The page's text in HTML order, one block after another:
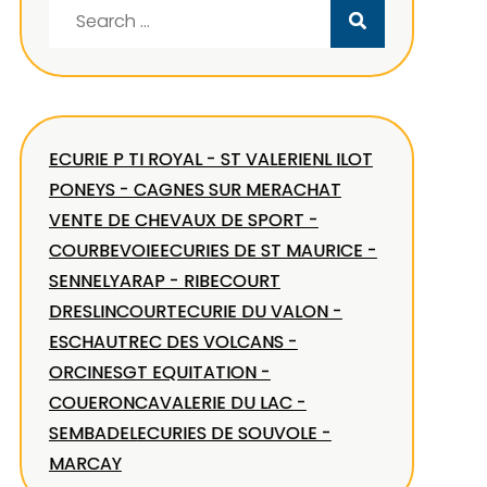
ECURIE P TI ROYAL - ST VALERIENL ILOT
PONEYS - CAGNES SUR MERACHAT
VENTE DE CHEVAUX DE SPORT -
COURBEVOIEECURIES DE ST MAURICE -
SENNELYARAP - RIBECOURT
DRESLINCOURTECURIE DU VALON -
ESCHAUTREC DES VOLCANS -
ORCINESGT EQUITATION -
COUERONCAVALERIE DU LAC -
SEMBADELECURIES DE SOUVOLE -
MARCAY